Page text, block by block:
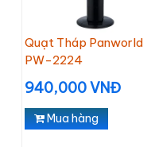
Quạt Tháp Panworld
PW-2224
940,000 VNĐ
Mua hàng